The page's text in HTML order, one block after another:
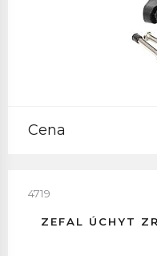
Cena
4719
ZEFAL ÚCHYT